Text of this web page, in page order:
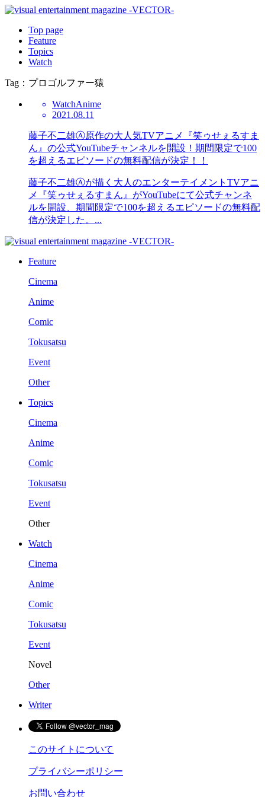
Top page
Feature
Topics
Watch
Tag：プロゴルファー猿
WatchAnime
2021.08.11
藤子不二雄Ⓐ原作の大人気TVアニメ『笑ゥせぇるすま
ん』の公式YouTubeチャンネルを開設！期間限定で100
を超えるエピソードの無料配信が決定！！
藤子不二雄Ⓐが描く大人のエンターテイメントTVアニ
メ『笑ゥせぇるすまん』がYouTubeにて公式チャンネ
ルを開設、期間限定で100を超えるエピソードの無料配
信が決定した。...
Feature
Cinema
Anime
Comic
Tokusatsu
Event
Other
Topics
Cinema
Anime
Comic
Tokusatsu
Event
Other
Watch
Cinema
Anime
Comic
Tokusatsu
Event
Novel
Other
Writer
このサイトについて
プライバシーポリシー
お問い合わせ